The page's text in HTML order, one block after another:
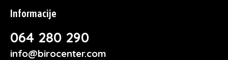
Informacije
064 280 290
info@birocenter.com